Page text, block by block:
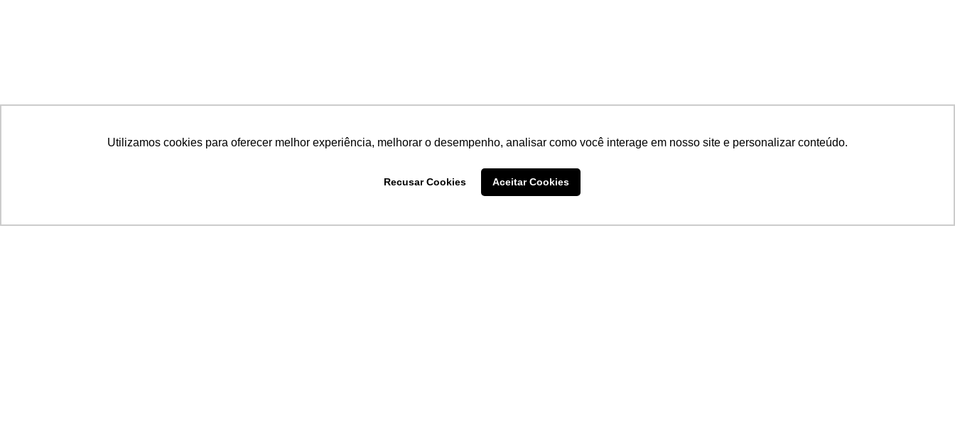
Utilizamos cookies para oferecer melhor experiência, melhorar o desempenho, analisar como você interage em nosso site e personalizar conteúdo.
Recusar Cookies Aceitar Cookies